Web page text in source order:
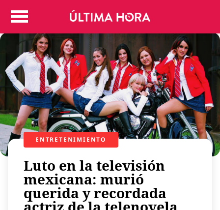
Colombia
Judicial
Politica
Regiones
Deportes
Positivas
Entretenimiento
Vida
Mundo
Virales
Tecnología
Economía
ENTRETENIMIENTO
Luto en la televisión
mexicana: murió
querida y recordada